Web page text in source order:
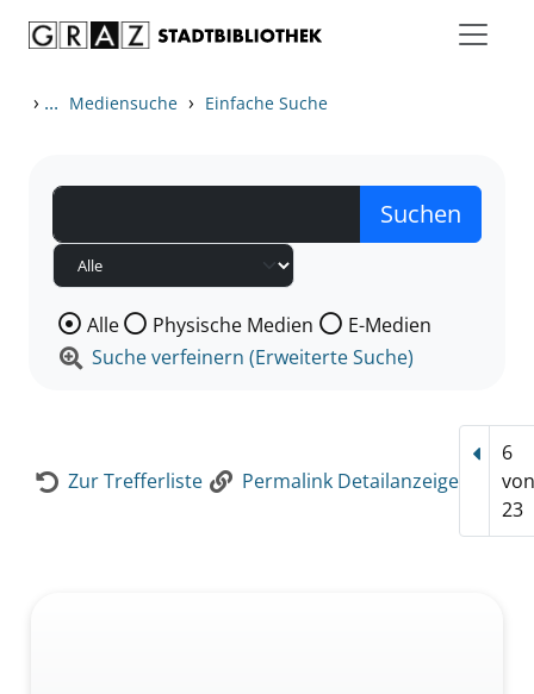
› ... Mediensuche › Einfache Suche
Wählen Sie die Medienart nach der Sie suchen wollen.
Alle Physische Medien
E-Medien
Suche verfeinern (Erweiterte Suche)
Zur Trefferliste Permalink Detailanzeige
6
23